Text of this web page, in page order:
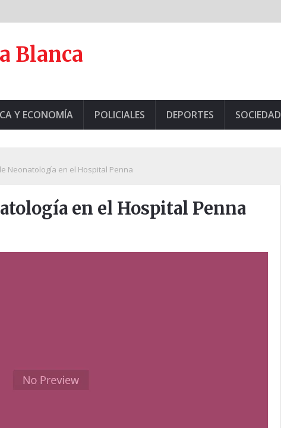
Blanca
Y ECONOMÍA POLICIALES DEPORTES SOCIEDAD
Neonatología en el Hospital Penna
en el Hospital Penna